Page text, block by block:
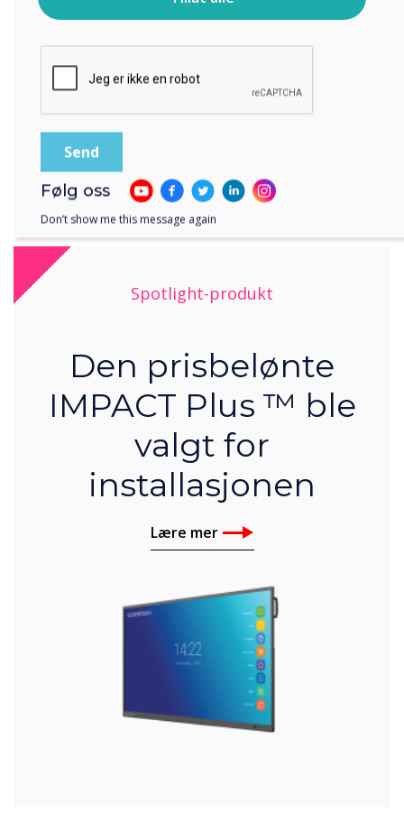
“Å kunne koble elevens enheter til tavlen for å
gunstig for barna - de kan alle se tavlen tydelig i
stedet for at 20 barn trenger seg rundt en
Spotlight-produkt
Den prisbelønte
IMPACT Plus ™ ble
valgt for
installasjonen
Lære mer
Ved å klikke på send gir du samtykke til Clevertouch til å
Følg oss
Don’t show me this message again